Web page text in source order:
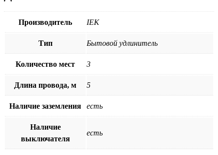
Производитель ІЕК
Тип Бытовой удлинитель
Количество мест 3
Длина провода, м 5
Наличие заземления есть
Наличие
выключателя
есть